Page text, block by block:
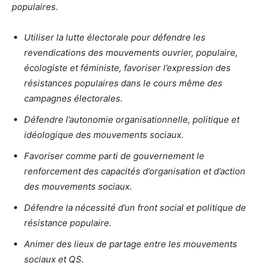
populaires.
Utiliser la lutte électorale pour défendre les
revendications des mouvements ouvrier, populaire,
écologiste et féministe, favoriser l’expression des
résistances populaires dans le cours même des
campagnes électorales.
Défendre l’autonomie organisationnelle, politique et
idéologique des mouvements sociaux.
Favoriser comme parti de gouvernement le
renforcement des capacités d’organisation et d’action
des mouvements sociaux.
Défendre la nécessité d’un front social et politique de
résistance populaire.
Animer des lieux de partage entre les mouvements
sociaux et QS.